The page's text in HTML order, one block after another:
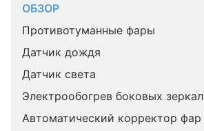
ОБЗОР
Противотуманные фары
Датчик дождя
Датчик света
Электрообогрев боковых зеркал
Автоматический корректор фар